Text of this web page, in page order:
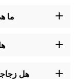
وغيرهم لتناسب
ما
القصيرة، ذات الكتف
التصميم والتسمية
هل